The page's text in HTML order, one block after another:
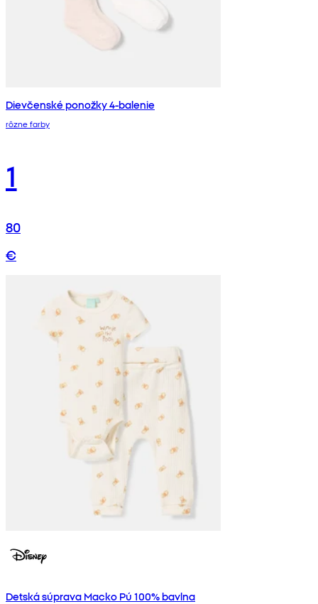
Dievčenské ponožky 4-balenie
rôzne farby
1
80
€
Detská súprava Macko Pú 100% bavlna